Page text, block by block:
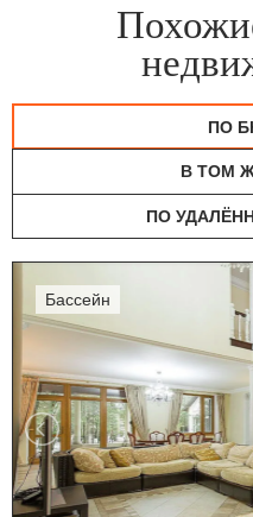
ПО
В ТОМ
ПО
бассейн